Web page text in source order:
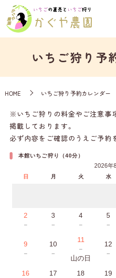
いちご狩り予
HOME いちご狩り予約カレンダー
※いちご狩りの料金やご注意事
掲載しております。
必ず内容をご確認のうえご予約
本館いちご狩り（40分）
2026年
日 月 火 水
2
－
3
－
4
－
5
－
9
－
10
－
11
－
山の日
12
－
16
17
18
19